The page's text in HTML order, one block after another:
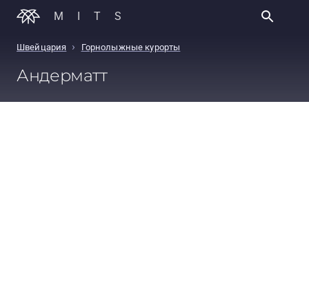
MITS
Швейцария › Горнолыжные курорты
Андерматт